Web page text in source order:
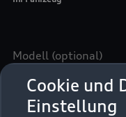
Cookie und
Einstellung